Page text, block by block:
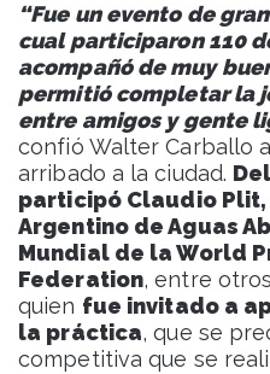
“Fue un evento de
cual participaron 110
acompañó de muy
permitió completar la
entre amigos y gente
confió Walter Carballo
arribado a la ciudad.
participó Claudio
Argentino de Aguas
Mundial de la World
Federation, entre
quien fue invitado a
la práctica, que se
competitiva que se